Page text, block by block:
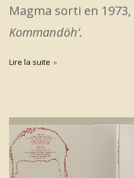
Magma sorti en 1973,
Kommandöh’.
Lire la suite